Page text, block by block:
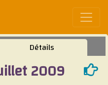
Détails
2009